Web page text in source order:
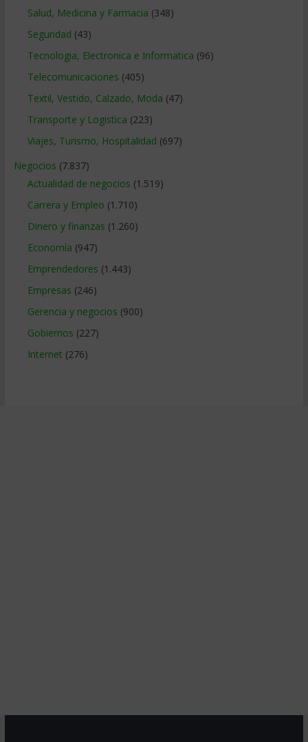
Salud, Medicina y Farmacia (348)
Seguridad (43)
Tecnologia, Electronica e Informatica (96)
Telecomunicaciones (405)
Textil, Vestido, Calzado, Moda (47)
Transporte y Logistica (223)
Viajes, Turismo, Hospitalidad (697)
Negocios (7.837)
Actualidad de negocios (1.519)
Carrera y Empleo (1.710)
Dinero y finanzas (1.260)
Economía (947)
Emprendedores (1.443)
Empresas (246)
Gerencia y negocios (900)
Gobiernos (227)
Internet (276)